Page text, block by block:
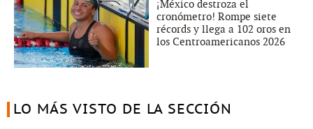
¡México destroza el
cronómetro! Rompe siete
récords y llega a 102 oros en
los Centroamericanos 2026
LO MÁS VISTO DE LA SECCIÓN